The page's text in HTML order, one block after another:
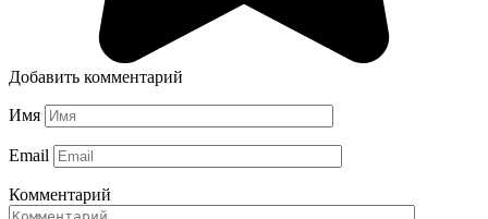
Добавить комментарий
Имя
Email
Комментарий